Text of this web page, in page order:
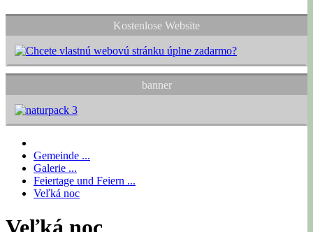
Kostenlose Website
banner
Gemeinde ...
Galerie ...
Feiertage und Feiern ...
Veľká noc